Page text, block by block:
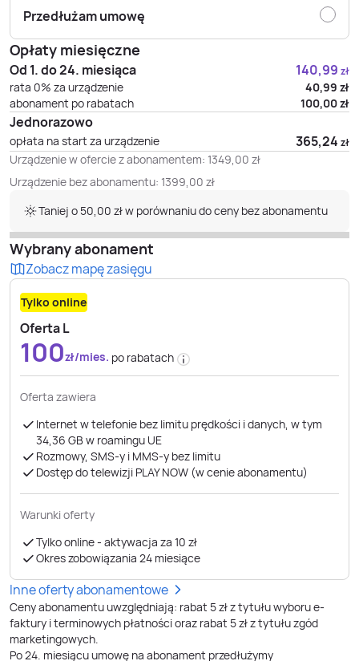
Przedłużam umowę
Opłaty miesięczne
Od 1. do 24. miesiąca 140,99 zł
rata 0% za urządzenie 40,99 zł
abonament po rabatach
100,00zł
Jednorazowo
opłata na start za urządzenie 365,24 zł
Urządzenie w ofercie z abonamentem: 1349,00 zł
Urządzenie bez abonamentu: 1399,00 zł
Taniej o 50,00 zł w porównaniu do ceny bez abonamentu
Wybrany abonament
Zobacz mapę zasięgu
Tylko online
Oferta L
100zł/mies. po rabatach
Oferta zawiera
Internet w telefonie bez limitu prędkości i danych, w tym
34,36 GB ​​​​​​​w roamingu UE
Rozmowy, SMS-y i MMS-y bez limitu
Dostęp do telewizji PLAY NOW (w cenie abonamentu)
Warunki oferty
Tylko online - aktywacja za 10 zł
Okres zobowiązania 24 miesiące
Inne oferty abonamentowe
Ceny abonamentu uwzględniają: rabat 5 zł z tytułu wyboru e-
faktury i terminowych płatności oraz rabat 5 zł z tytułu zgód
marketingowych.
Po24. miesiącu umowę na abonament przedłużymy